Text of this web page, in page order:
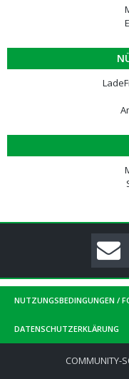
NUTZUNGSBEDINGUNGEN /
DATENSCHUTZERKLÄRUNG
COMMUNITY-